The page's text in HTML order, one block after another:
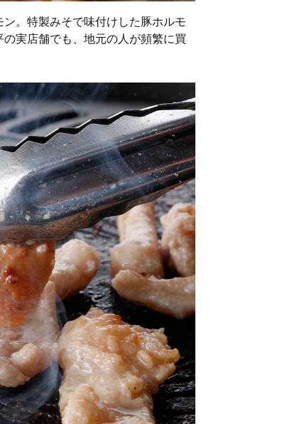
。特製みそで味付けした豚ホルモ
実店舗でも、地元の人が頻繁に買